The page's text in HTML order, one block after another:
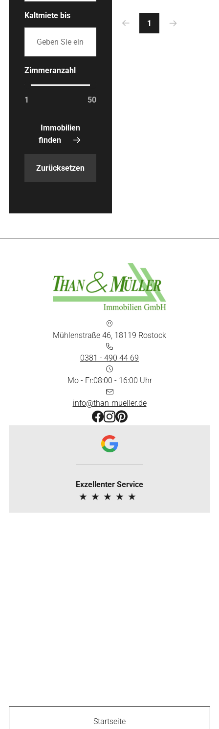
Mühlenstraße 46, 18119 Rostock
0381 - 490 44 69
Mo - Fr:08:00 - 16:00
info@than-mueller.de
Exzellenter Service
Startseite